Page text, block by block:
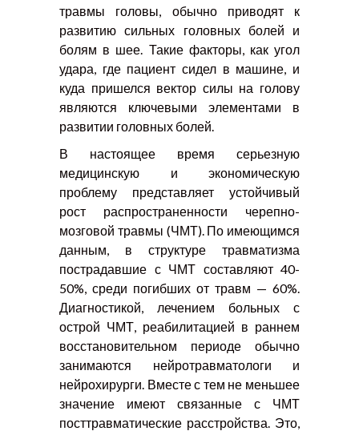
травмы головы, обычно приводят к
развитию сильных головных болей и
болям в шее. Такие факторы, как угол
удара, где пациент сидел в машине, и
куда пришелся вектор силы на голову
являются ключевыми элементами в
развитии головных болей.
В настоящее время серьезную
медицинскую и экономическую
проблему представляет устойчивый
рост распространенности черепно-
мозговой травмы (ЧМТ). По имеющимся
данным, в структуре травматизма
пострадавшие с ЧМТ составляют 40-
50%, среди погибших от травм — 60%.
Диагностикой, лечением больных с
острой ЧМТ, реабилитацией в раннем
восстановительном периоде обычно
занимаются нейротравматологи и
нейрохирурги. Вместе с тем не меньшее
значение имеют связанные с ЧМТ
посттравматические расстройства. Это,